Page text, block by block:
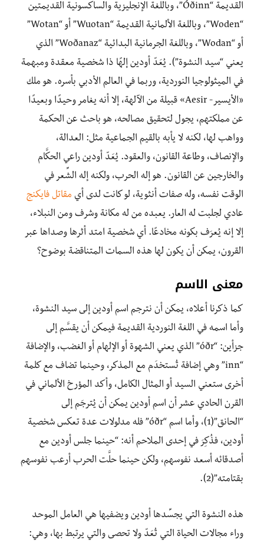
القديمة “Óðinn”، وباللغة الإنجليزية والساكسونية القديمتين
“Woden”، وباللغة الألمانية القديمة “Wuotan” أو “Wotan”
أو “Wodan”، وباللغة الجرمانية البدائية “Woðanaz” الذي
يعني “سيد النشوة”). يُعَدّ أودين إلهًا ذا شخصية معقدة ومبهمة
في الميثولوجيا النوردية، وربما في العالم الأدبي بأسره. هو ملك
«الأيسير- Aesir» قبيلة من الآلهة، إلا أنه يغامر وحيدًا وبعيدًا
عن مملكتهم، يجول لتحقيق مصالحه، هو باحث عن الحكمة
وواهب لها، لكنه لا يأبه بالقيم الجماعية مثل: العدالة،
والإنصاف، وطاعة القانون، والعقود. يُعَدّ أودين راعي الحكَّام
والخارجين عن القانون. هو إله الحرب، ولكنه إله الشِّعر في
الوقت نفسه، وله صفات أنثوية، لو كانت لدى أي مقاتل فايكنج
عادي لجلبت له العار. يعبده من له مكانة وشرف ومن النبلاء،
إلا إنه يُعرَف بكونه مخادعًا. أي شخصية امتد أثرها وصداها عبر
القرون، يمكن أن يكون لها هذه السمات المتناقضة بوضوح؟
معنى الاسم
كما ذكرنا أعلاه، يمكن أن نترجم اسم أودين إلى سيد النشوة،
وأما اسمه في اللغة النوردية القديمة فيمكن أن يقسَّم إلى
جزأين: “óðr” الذي يعني الشهوة أو الإلهام أو الغضب، والإضافة
“inn” وهي إضافة تُستخدَم مع المذكر، وحينما تضاف مع كلمة
أخرى ستعني السيد أو المثال الكامل، وأكد المؤرخ الألماني في
القرن الحادي عشر أن اسم أودين يمكن أن يُترجَم إلى
“الحانق”(1)، وأما اسم “óðr” فله مدلولات عدة تعكس شخصية
أودين، فذُكِرَ في إحدى الملاحم أنه: “حينما جلس أودين مع
أصدقائه أسعد نفوسهم، ولكن حينما حلَّت الحرب أرعب نفوسهم
بقتامته”(2).
هذه النشوة التي يجسِّدها أودين ويضفيها هي العامل الموحد
وراء مجالات الحياة التي تُعَدّ ولا تحصى والتي يرتبط بها، وهي: